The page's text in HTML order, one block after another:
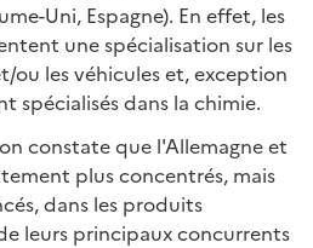
Uni, Espagne). En effet, les
une spécialisation sur les
ou les véhicules et, exception
spécialisés dans la chimie.
constate que l'Allemagne et
plus concentrés, mais
dans les produits
leurs principaux concurrents